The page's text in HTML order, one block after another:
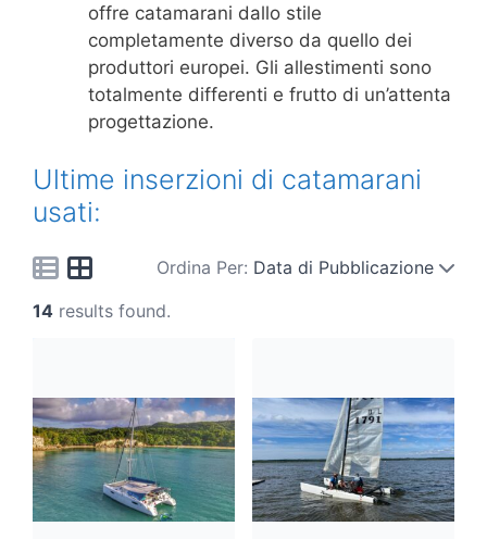
offre catamarani dallo stile
completamente diverso da quello dei
produttori europei. Gli allestimenti sono
totalmente differenti e frutto di un’attenta
progettazione.
Ultime inserzioni di catamarani
usati:
Ordina Per: Data di Pubblicazione
14 results found.